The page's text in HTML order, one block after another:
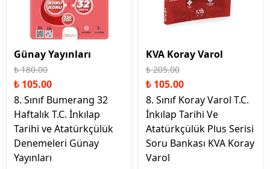
Günay Yayınları
₺ 180.00
₺ 105.00
8. Sınıf Bumerang 32
Haftalık T.C. İnkılap
Tarihi ve Atatürkçülük
Denemeleri Günay
Yayınları
KVA Koray Varol
₺ 205.00
₺ 105.00
8. Sınıf Koray Varol T.C.
İnkılap Tarihi Ve
Atatürkçülük Plus Serisi
Soru Bankası KVA Koray
Varol